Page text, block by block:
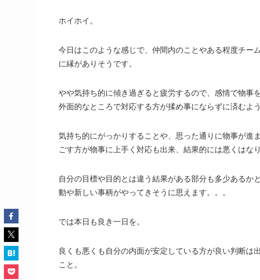
ホイホイ。
今日はこのような感じで、仲間内のことやある程度チー
に縁がありそうです。
やや気持ち的に傾き過ぎると疲労するので、感情で物事
外面的なところで対応する方が揉め事にならずに済むよう
気持ち的にがっかりすることや、思った通りに物事が進
ごす方が物事に上手く対応も出来、結果的には悪くはなり
自分の目標や目的とは違う結果がある部分も多少あるか
動や新しい事柄がやってきそうに思えます。。。
では本日も良き一日を。
良くも悪くも自分の内面が安定している方が良い判断は
こと。